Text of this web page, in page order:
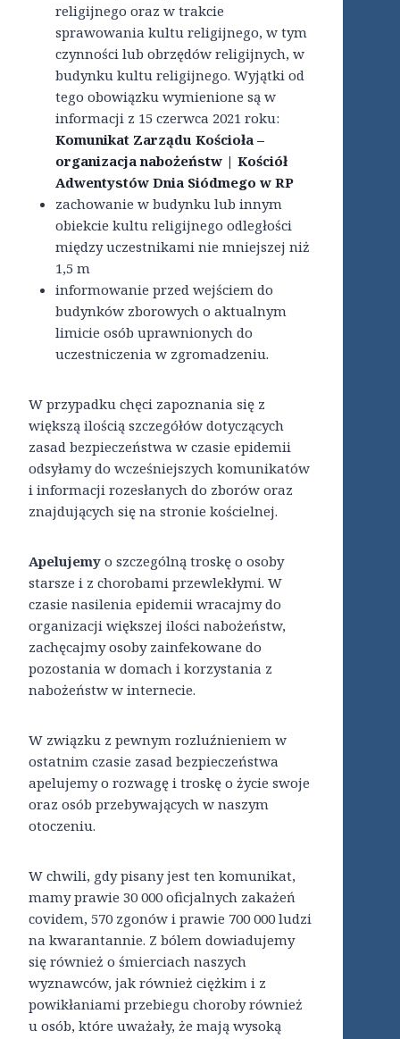
religijnego oraz w trakcie
sprawowania kultu religijnego, w tym
czynności lub obrzędów religijnych, w
budynku kultu religijnego. Wyjątki od
tego obowiązku wymienione są w
informacji z 15 czerwca 2021 roku:
Komunikat Zarządu Kościoła –
organizacja nabożeństw | Kościół
Adwentystów Dnia Siódmego w RP
zachowanie w budynku lub innym
obiekcie kultu religijnego odległości
między uczestnikami nie mniejszej niż
1,5 m
informowanie przed wejściem do
budynków zborowych o aktualnym
limicie osób uprawnionych do
uczestniczenia w zgromadzeniu.
W przypadku chęci zapoznania się z
większą ilością szczegółów dotyczących
zasad bezpieczeństwa w czasie epidemii
odsyłamy do wcześniejszych komunikatów
i informacji rozesłanych do zborów oraz
znajdujących się na stronie kościelnej.
Apelujemy o szczególną troskę o osoby
starsze i z chorobami przewlekłymi. W
czasie nasilenia epidemii wracajmy do
organizacji większej ilości nabożeństw,
zachęcajmy osoby zainfekowane do
pozostania w domach i korzystania z
nabożeństw w internecie.
W związku z pewnym rozluźnieniem w
ostatnim czasie zasad bezpieczeństwa
apelujemy o rozwagę i troskę o życie swoje
oraz osób przebywających w naszym
otoczeniu.
W chwili, gdy pisany jest ten komunikat,
mamy prawie 30 000 oficjalnych zakażeń
covidem, 570 zgonów i prawie 700 000 ludzi
na kwarantannie. Z bólem dowiadujemy
się również o śmierciach naszych
wyznawców, jak również ciężkim i z
powikłaniami przebiegu choroby również
u osób, które uważały, że mają wysoką